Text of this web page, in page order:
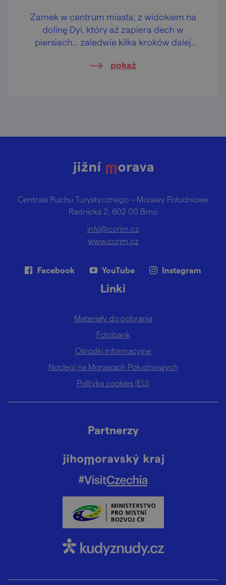
Zamek w centrum miasta, z widokiem na
dolinę Dyi, który aż zapiera dech w
piersiach… zaledwie kilka kroków dalej
skosztować wina. Najlepiej znojemskiego.
pokaż
Centrala Ruchu Turystycznego – Morawy Południowe
Radnická 2, 602 00 Brno
info@ccrjm.cz
www.ccrjm.cz
Facebook YouTube Instagram
Linki
Materiały do pobrania
Fotobank
Ośrodki informacyjne
Noclegi na Morawach Południowych
Polityka cookies (EU)
Partnerzy